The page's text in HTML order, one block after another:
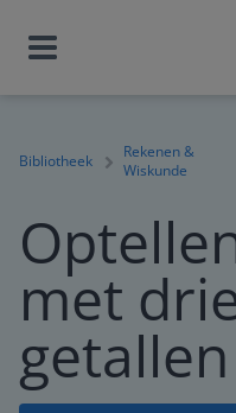
Bibliotheek
Rekenen &
Wiskunde
met
getallen